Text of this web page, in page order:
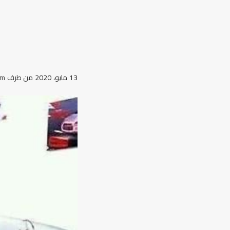
13 مايو، 2020 من طرف